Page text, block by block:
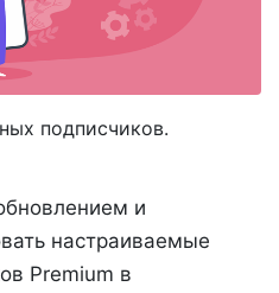
подписчиков.
и
настраиваемые
Premium в